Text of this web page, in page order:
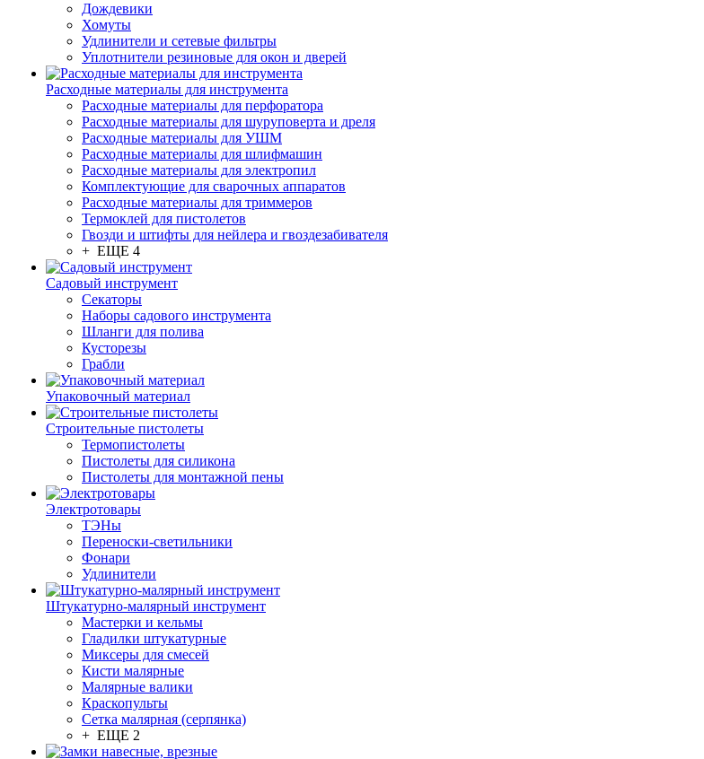
Дождевики
Хомуты
Удлинители и сетевые фильтры
Уплотнители резиновые для окон и дверей
Расходные материалы для инструмента
Расходные материалы для перфоратора
Расходные материалы для шуруповерта и дреля
Расходные материалы для УШМ
Расходные материалы для шлифмашин
Расходные материалы для электропил
Комплектующие для сварочных аппаратов
Расходные материалы для триммеров
Термоклей для пистолетов
Гвозди и штифты для нейлера и гвоздезабивателя
+ ЕЩЕ 4
Садовый инструмент
Секаторы
Наборы садового инструмента
Шланги для полива
Кусторезы
Грабли
Упаковочный материал
Строительные пистолеты
Термопистолеты
Пистолеты для силикона
Пистолеты для монтажной пены
Электротовары
ТЭНы
Переноски-светильники
Фонари
Удлинители
Штукатурно-малярный инструмент
Мастерки и кельмы
Гладилки штукатурные
Миксеры для смесей
Кисти малярные
Малярные валики
Краскопульты
Сетка малярная (серпянка)
+ ЕЩЕ 2